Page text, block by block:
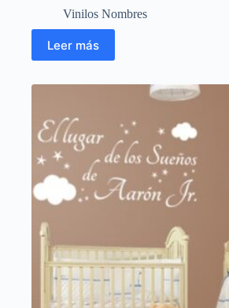
Vinilos Nombres
Leer más